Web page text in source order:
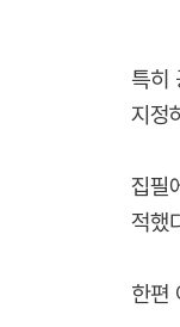
특히
지정
집필
적했
한편